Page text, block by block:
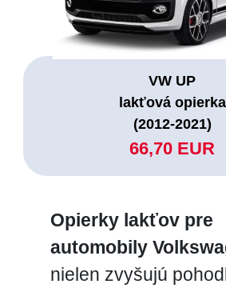
VW UP
lakťová opierka
(2012-2021)
66,70 EUR
Opierky lakťov pre
automobily
nielen zvyšujú